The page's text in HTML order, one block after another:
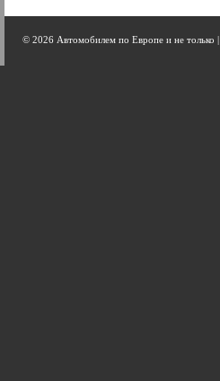
© 2026 Автомобилем по Европе и не только |